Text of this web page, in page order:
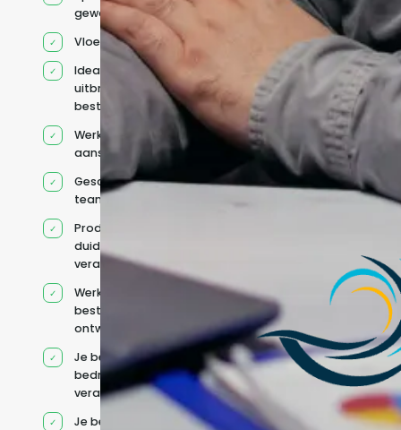
geworven profiel
Vloeiend Engels
Ideaal voor het
uitbreiden van
bestaande capaciteit
Werkt onder jouw
aansturing
Geschikt voor hybride
teams
Productcontext en
duidelijke
verantwoordelijkheden
Werkt binnen jouw
bestaande
ontwikkelteam
Je behoudt jouw
bedrijfs- en IT-
verantwoordelijkheden
Je beheert jouw eigen